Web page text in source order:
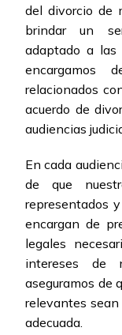
del divorcio de
brindar un
adaptado a las
encargamos
relacionados
acuerdo de
audiencias
En cada
de que
representados
encargan de
legales
intereses de
aseguramos de
relevantes
adecuada.